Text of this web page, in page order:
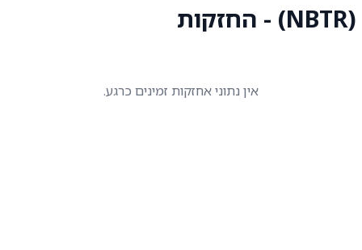
(NBTR) - החזקות
אין נתוני אחזקות זמינים כרגע.